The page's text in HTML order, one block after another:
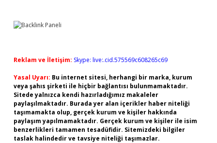
Reklam ve İletişim: Skype: live:.cid.575569c608265c69
Yasal Uyarı: Bu internet sitesi, herhangi bir marka, kurum
veya şahıs şirketi ile hiçbir bağlantısı bulunmamaktadır.
Sitede yalnızca kendi hazırladığımız makaleler
paylaşılmaktadır. Burada yer alan içerikler haber niteliği
taşımamakta olup, gerçek kurum ve kişiler hakkında
paylaşım yapılmamaktadır. Gerçek kurum ve kişiler ile isim
benzerlikleri tamamen tesadüfidir. Sitemizdeki bilgiler
taslak halindedir ve tavsiye niteliği taşımazlar.